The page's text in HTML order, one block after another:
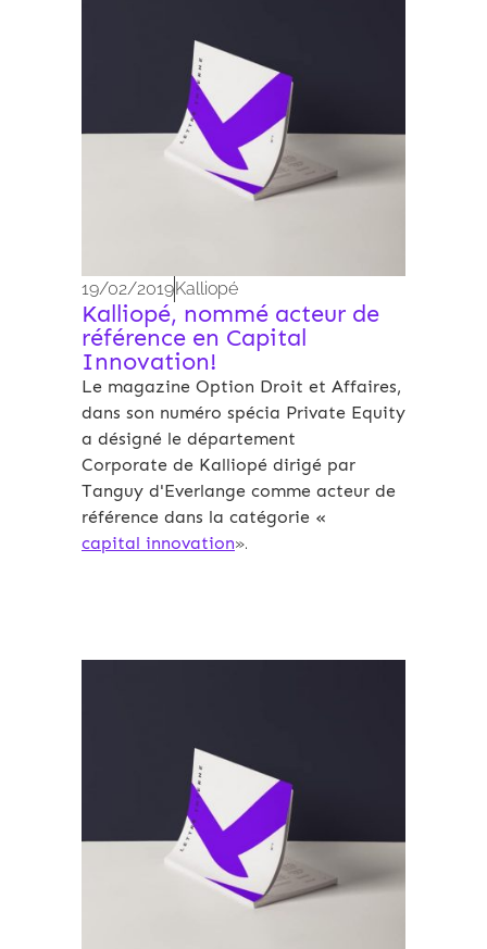
19/02/2019Kalliopé
Kalliopé, nommé acteur de
référence en Capital
Innovation!
Le magazine Option Droit et Affaires,
dans son numéro spécia Private Equity
a désigné le département
Corporate de Kalliopé dirigé par
Tanguy d'Everlange comme acteur de
référence dans la catégorie «
capital innovation».